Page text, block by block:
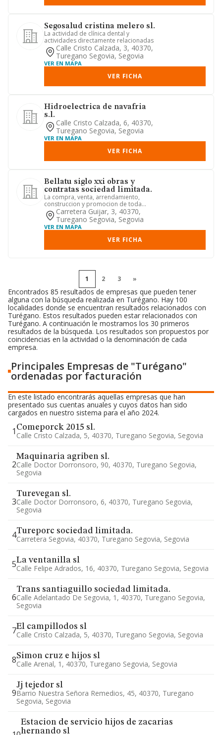
Segosalud cristina melero sl.
La actividad de clínica dental y
actividades directamente relacionadas
Calle Cristo Calzada, 3, 40370,
Turegano Segovia, Segovia
VER EN MAPA
VER FICHA
Hidroelectrica de navafria
s.l.
Calle Cristo Calzada, 6, 40370,
Turegano Segovia, Segovia
VER EN MAPA
VER FICHA
Bellatu siglo xxi obras y
contratas sociedad limitada.
La compra, venta, arrendamiento,
construccion y promocion de toda
clase de inmuebles, fincas, solar...
Carretera Guijar, 3, 40370,
Turegano Segovia, Segovia
VER EN MAPA
VER FICHA
1 2 3 »
Encontrados 85 resultados de empresas que pueden tener
alguna con la búsqueda realizada en Turégano. Hay 100
localidades donde se encuentran resultados relacionados con
Turégano. Estos resultados pueden estar relacionados con
Turégano. A continuación le mostramos los 30 primeros
resultados de la búsqueda. Los resultados son propuestos por
coincidencias en la actividad o la denominación de cada
empresa.
Principales Empresas de "Turégano"
ordenadas por facturación
En este listado encontrarás aquellas empresas que han
presentado sus cuentas anuales y cuyos datos han sido
cargados en nuestro sistema para el año 2024.
1 Comeporck 2015 sl.
Calle Cristo Calzada, 5, 40370, Turegano Segovia, Segovia
2
Maquinaria agriben sl.
Calle Doctor Dorronsoro, 90, 40370, Turegano Segovia,
Segovia
3
Turevegan sl.
Calle Doctor Dorronsoro, 6, 40370, Turegano Segovia,
Segovia
4Tureporc sociedad limitada.
Carretera Segovia, 40370, Turegano Segovia, Segovia
5La ventanilla sl
Calle Felipe Adrados, 16, 40370, Turegano Segovia, Segovia
6
Trans santiaguillo sociedad limitada.
Calle Adelantado De Segovia, 1, 40370, Turegano Segovia,
Segovia
7El campillodos sl
Calle Cristo Calzada, 5, 40370, Turegano Segovia, Segovia
8Simon cruz e hijos sl
Calle Arenal, 1, 40370, Turegano Segovia, Segovia
9
Jj tejedor sl
Barrio Nuestra Señora Remedios, 45, 40370, Turegano
Segovia, Segovia
Estacion de servicio hijos de zacarias
hernando sl